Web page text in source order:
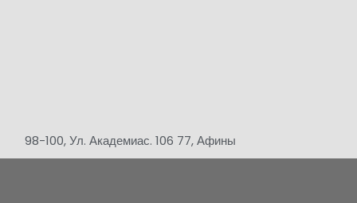
98-100, Ул. Академиас. 106 77, Афины